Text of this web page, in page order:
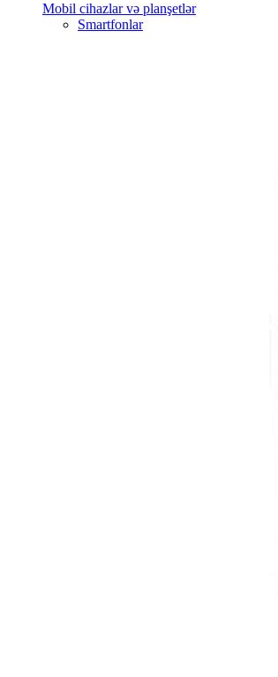
Mobil cihazlar və planşetlər
Smartfonlar